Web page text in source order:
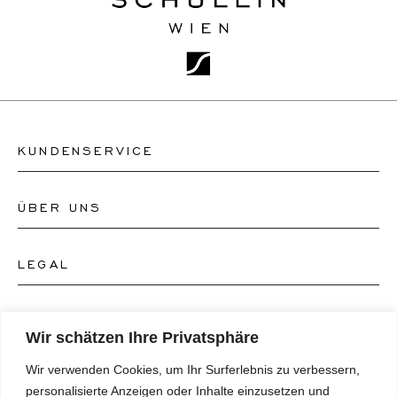
Wir schätzen Ihre Privatsphäre
Wir verwenden Cookies, um Ihr Surferlebnis zu verbessern,
personalisierte Anzeigen oder Inhalte einzusetzen und
KUNDENSERVICE
Kontakt Uhrengeschäft
ÜBER UNS
Über uns
LEGAL
Datenschutzrichtlinie
Instagram
SPRACHE